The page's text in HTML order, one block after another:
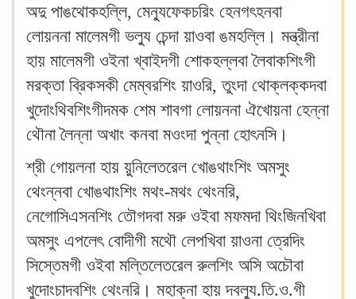
অদু পাঙথোকহল্লি, মেন্যুফেকচরিং হেনগৎহনবা
লোয়ননা মালেমগী ভল্যু চেন্দা য়াওবা ঙমহল্লি। মন্ত্রীনা
হায় মালেমগী ওইনা খ্বাইদগী শোকহল্লবা লৈবাকশিংগী
মরক্তা ব্রিকসকী মেম্বরশিং য়াওরি, তুংদা থোক্লক্কদবা
খুদোংথিবশিংগীদমক শেম শাবগা লোয়ননা ঐখোয়না হেন্না
থৌনা লৈন্না অখাং কনবা মওংদা পুন্না হোৎনসি।
শ্রী গোয়লনা হায় য়ুনিলেতরেল খোঙথাংশিং অমসুং
থেংন্নবা খোঙথাংশিং মথং-মথং থেংনরি,
নেগোসিএসনশিং তৌগদবা মরু ওইবা মফমদা থিংজিনখিবা
অমসুং এপলেৎ বোদীগী মথৌ লেপখিবা য়াওনা ত্রেদিং
সিস্তেমগী ওইবা মল্তিলেতরেল রুলশিং অসি অচৌবা
খুদোংচাদবশিং থেংনরি। মহাক্না হায় দবল্যু.তি.ও.গী